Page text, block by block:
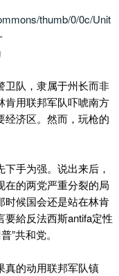
thumb/0/0c/Unit
卫队，隶属于州长而非
肯用联邦军队吓唬南方
经济区。然而，玩枪的
手为强。说出来后，
在的两党严重分裂的局
时候国会还是站在林肯
給反法西斯antifa定性
”共和党。
真的动用联邦军队镇